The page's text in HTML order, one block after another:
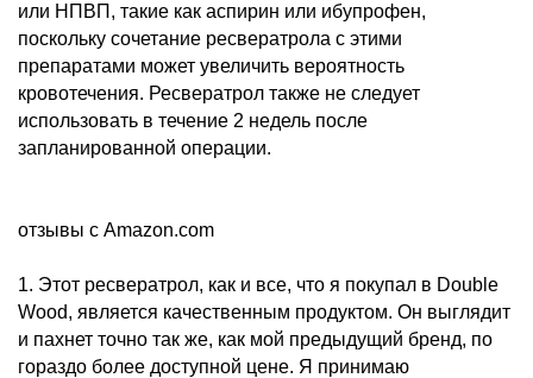
или НПВП, такие как аспирин или ибупрофен,
поскольку сочетание ресвератрола с этими
препаратами может увеличить вероятность
кровотечения. Ресвератрол также не следует
использовать в течение 2 недель после
запланированной операции.
отзывы с Аmazon.com
1. Этот ресвератрол, как и все, что я покупал в Double
Wood, является качественным продуктом. Он выглядит
и пахнет точно так же, как мой предыдущий бренд, по
гораздо более доступной цене. Я принимаю